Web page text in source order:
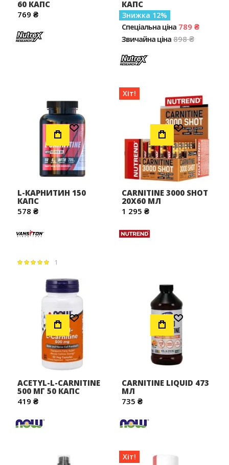
60 КАПС
769 ₴
КАПС
Знижка 12
Спеціальна ціна 789 ₴
Звичайна ціна 898 ₴
Додати до Списку Бажань
L-КАРНИТИН 150
КАПС
578 ₴
Рейтинг: 1
Додати до Списку Бажань
Хіт!
CARNITINE 3000 SHOT
20X60 МЛ
1 295 ₴
Додати до Списку Бажань
ACETYL-L-CARNITINE
500 МГ 50 КАПС
419 ₴
Додати до Списку Бажань
CARNITINE LIQUID 473
МЛ
735 ₴
Хіт!